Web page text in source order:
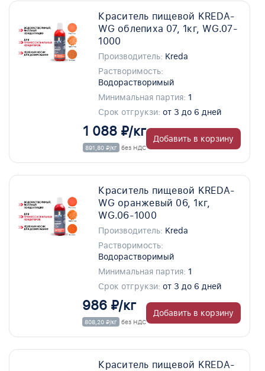
Краситель пищевой KREDA-
WG облепиха 07, 1кг, WG.07-
1000
Производитель: Kreda
Растворимость:
Водорастворимый
Минимальная партия: 1
Срок отгрукзи: от 3 до 6 дней
1 088 ₽/кг
891,80 ₽/кг без НДС
Добавить в корзину
Краситель пищевой KREDA-
WG оранжевый 06, 1кг,
WG.06-1000
Производитель: Kreda
Растворимость:
Водорастворимый
Минимальная партия: 1
Срок отгрукзи: от 3 до 6 дней
986 ₽/кг
808,20 ₽/кг без НДС
Добавить в корзину
Краситель пищевой KREDA-